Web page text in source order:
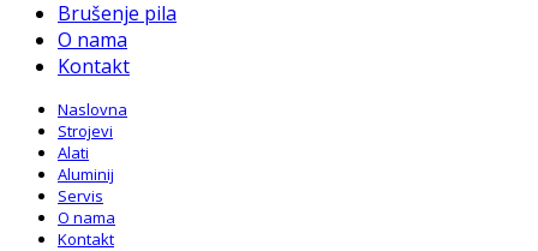
Brušenje pila
O nama
Kontakt
Naslovna
Strojevi
Alati
Aluminij
Servis
O nama
Kontakt